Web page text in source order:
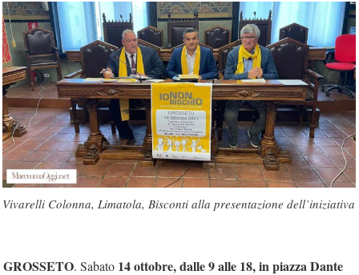
Vivarelli Colonna, Limatola, Bisconti alla presentazione dell’iniziativa
GROSSETO. Sabato 14 ottobre, dalle 9 alle 18, in piazza Dante